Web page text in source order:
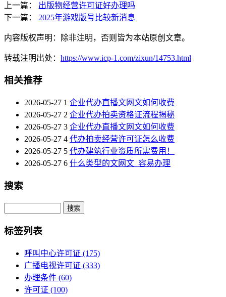
上一篇：
出版物经营许可证好办理吗
下一篇：
2025年游戏版号比较新消息
内容版权声明：除非注明，否则皆为本站原创文章。
转载注明出处： https://www.icp-1.com/zixun/14753.html
相关推荐
2026-05-27 1 企业代办直播文网文如何收费
2026-05-27 2 企业代办拍卖资格证流程揭秘
2026-05-27 3 企业代办直播文网文如何收费
2026-05-27 4 代办拍卖经营许可证怎么收费
2026-05-27 5 代办建筑行业资质所需费用！
2026-05-27 6 什么类型的文网文_容易办理
搜索
Search
标签列表
呼叫中心许可证 (175)
广播电视许可证 (333)
办理条件 (60)
许可证 (100)